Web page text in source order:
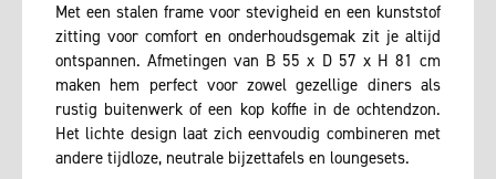
Met een stalen frame voor stevigheid en een kunststof
zitting voor comfort en onderhoudsgemak zit je altijd
ontspannen. Afmetingen van B 55 x D 57 x H 81 cm
maken hem perfect voor zowel gezellige diners als
rustig buitenwerk of een kop koffie in de ochtendzon.
Het lichte design laat zich eenvoudig combineren met
andere tijdloze, neutrale bijzettafels en loungesets.